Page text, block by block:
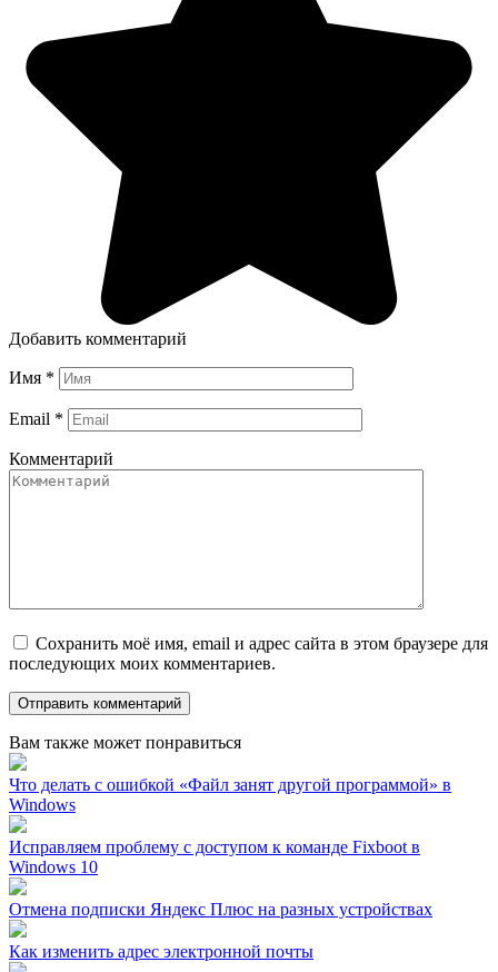
Добавить комментарий
Имя *
Email *
Комментарий
Сохранить моё имя, email и адрес сайта в этом браузере для
последующих моих комментариев.
Вам также может понравиться
Что делать с ошибкой «Файл занят другой программой» в
Windows
Исправляем проблему с доступом к команде Fixboot в
Windows 10
Отмена подписки Яндекс Плюс на разных устройствах
Как изменить адрес электронной почты